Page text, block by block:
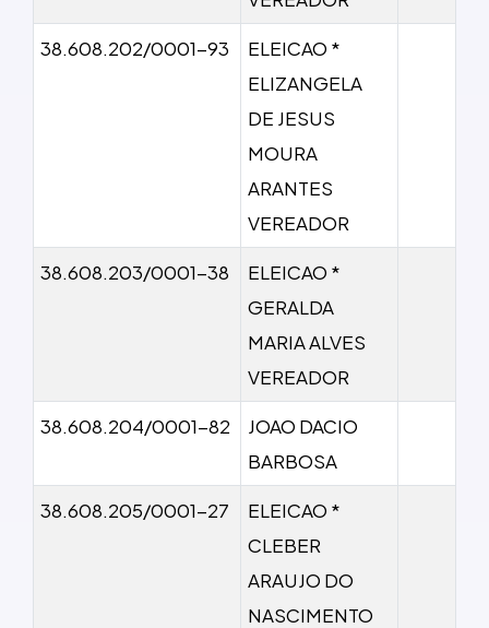
38.608.202/0001-93
ELEICAO *
ELIZANGELA
DE JESUS
MOURA
ARANTES
VEREADOR
38.608.203/0001-38
ELEICAO *
GERALDA
MARIA ALVES
VEREADOR
38.608.204/0001-82
JOAO DACIO
BARBOSA
38.608.205/0001-27
ELEICAO *
CLEBER
ARAUJO DO
NASCIMENTO